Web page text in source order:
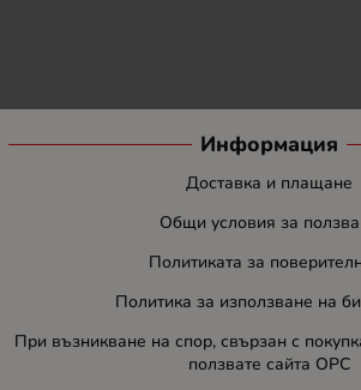
Информация
Доставка и плащане
Общи условия за
Политиката за
Политика за използване на
При възникване на спор, свързан с
ползвате сайта ОРС